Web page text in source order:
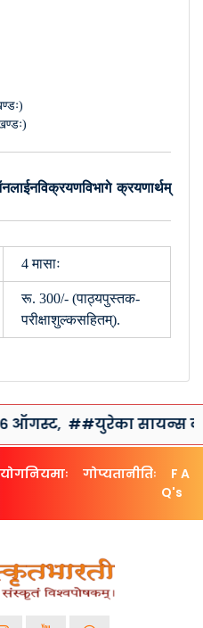
क्रयणार्थम्
4 मासाः
रू. 300/- (पाठ्यपुस्तक-
परीक्षाशुल्कसहितम्).
ऑगस्ट,##युरेका सायन्स क्लब
गोप्यतानीतिः
F A
Q's